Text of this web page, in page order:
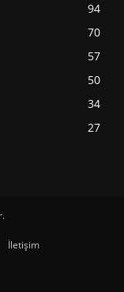
94
70
57
50
34
27
İletişim